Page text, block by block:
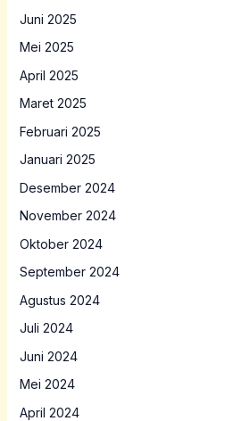
Juni 2025
Mei 2025
April 2025
Maret 2025
Februari 2025
Januari 2025
Desember 2024
November 2024
Oktober 2024
September 2024
Agustus 2024
Juli 2024
Juni 2024
Mei 2024
April 2024